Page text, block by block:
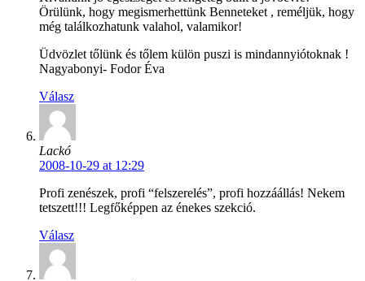
Örülünk, hogy megismerhettünk Benneteket , reméljük, hogy
még találkozhatunk valahol, valamikor!
Üdvözlet tőlünk és tőlem külön puszi is mindannyiótoknak !
Nagyabonyi- Fodor Éva
Válasz
Lackó
2008-10-29 at 12:29
Profi zenészek, profi “felszerelés”, profi hozzáállás! Nekem
tetszett!!! Legfőképpen az énekes szekció.
Válasz